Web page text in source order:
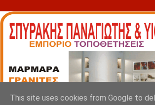
This site uses cookies from Google to